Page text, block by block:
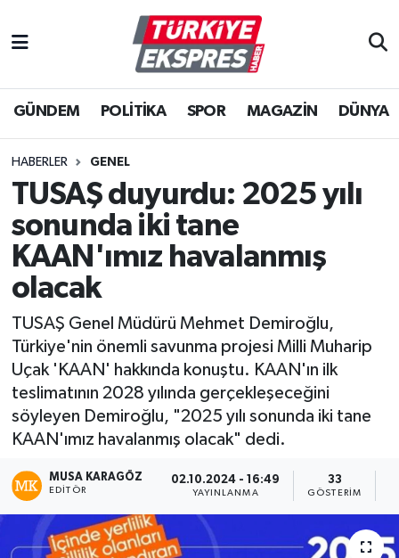
GÜNDEM POLİTİKA SPOR MAGAZİN DÜNYA
HABERLER GENEL
TUSAŞ duyurdu: 2025 yılı
sonunda iki tane
KAAN'ımız havalanmış
olacak
TUSAŞ Genel Müdürü Mehmet Demiroğlu,
Türkiye'nin önemli savunma projesi Milli Muharip
Uçak 'KAAN' hakkında konuştu. KAAN'ın ilk
teslimatının 2028 yılında gerçekleşeceğini
söyleyen Demiroğlu, "2025 yılı sonunda iki tane
KAAN'ımız havalanmış olacak" dedi.
MUSA KARAGÖZ
EDITÖR
02.10.2024 - 16:49
YAYINLANMA
33
GÖSTERIM
İstanbul Nöbetçi Eczaneler
İstanbul Hava Durumu
İstanbul Namaz Vakitleri
İstanbul Trafik Yoğunluk Haritası
Süper Lig Puan Durumu ve Fikstür
Tüm Manşetler
Son Dakika Haberleri
Haber Arşivi